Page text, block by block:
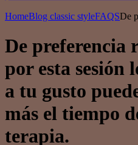
HomeBlog classic styleFAQSDe
De preferencia
por esta sesión
a tu gusto
más el tiempo
terapia.